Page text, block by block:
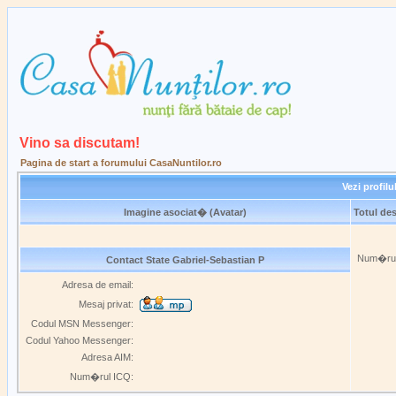
Vino sa discutam!
Pagina de start a forumului CasaNuntilor.ro
Vezi
Imagine asociat� (Avatar) Totul
Contact State Gabriel-Sebastian P
Adresa de email:
Mesaj privat:
Codul MSN Messenger:
Codul Yahoo Messenger:
Adresa AIM:
Num�rul ICQ: